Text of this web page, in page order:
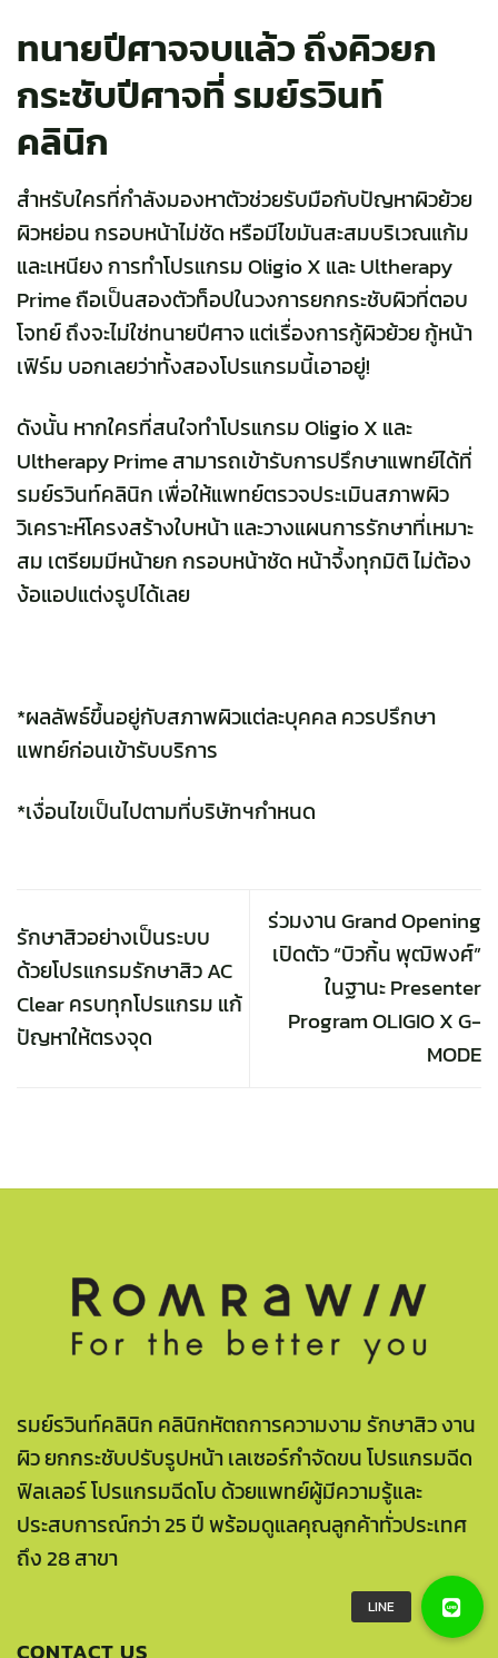
ทนายปีศาจจบแล้ว ถึงคิวยก
กระชับปีศาจที่ รมย์รวินท์
คลินิก
สำหรับใครที่กำลังมองหาตัวช่วยรับมือกับปัญหาผิวย้วย
ผิวหย่อน กรอบหน้าไม่ชัด หรือมีไขมันสะสมบริเวณแก้ม
และเหนียง การทำโปรแกรม Oligio X และ Ultherapy
Prime ถือเป็นสองตัวท็อปในวงการยกกระชับผิวที่ตอบ
โจทย์ ถึงจะไม่ใช่ทนายปีศาจ แต่เรื่องการกู้ผิวย้วย กู้หน้า
เฟิร์ม บอกเลยว่าทั้งสองโปรแกรมนี้เอาอยู่!
ดังนั้น หากใครที่สนใจทำโปรแกรม Oligio X และ
Ultherapy Prime สามารถเข้ารับการปรึกษาแพทย์ได้ที่
รมย์รวินท์คลินิก เพื่อให้แพทย์ตรวจประเมินสภาพผิว
วิเคราะห์โครงสร้างใบหน้า และวางแผนการรักษาที่เหมาะ
สม เตรียมมีหน้ายก กรอบหน้าชัด หน้าจึ้งทุกมิติ ไม่ต้อง
ง้อแอปแต่งรูปได้เลย
*ผลลัพธ์ขึ้นอยู่กับสภาพผิวแต่ละบุคคล ควรปรึกษา
แพทย์ก่อนเข้ารับบริการ
*เงื่อนไขเป็นไปตามที่บริษัทฯกำหนด
รักษาสิวอย่างเป็นระบบ
ด้วยโปรแกรมรักษาสิว AC
Clear ครบทุกโปรแกรม แก้
ปัญหาให้ตรงจุด
ร่วมงาน Grand Opening
เปิดตัว “บิวกิ้น พุฒิพงศ์”
ในฐานะ Presenter
Program OLIGIO X G-
MODE
รมย์รวินท์คลินิก คลินิกหัตถการความงาม รักษาสิว งาน
ผิว ยกกระชับปรับรูปหน้า เลเซอร์กำจัดขน โปรแกรมฉีด
ฟิลเลอร์ โปรแกรมฉีดโบ ด้วยแพทย์ผู้มีความรู้และ
ประสบการณ์กว่า 25 ปี พร้อมดูแลคุณลูกค้าทั่วประเทศ
ถึง 28 สาขา